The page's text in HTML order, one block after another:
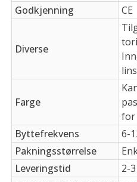
Godkjenning
CE
Diverse
Farge
for
Byttefrekvens
6-
Pakningsstørrelse
Leveringstid
2-